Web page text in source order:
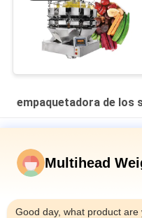
empaquetadora de los
Máquina automática de
Multihead
Good day, what product